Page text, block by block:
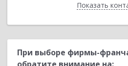
ПоказатьНазад
При выборе фирмы-